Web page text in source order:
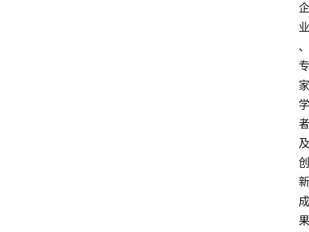
企
业
、
专
家
学
者
及
创
新
成
果